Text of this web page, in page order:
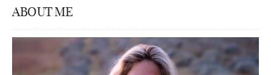
ABOUT ME